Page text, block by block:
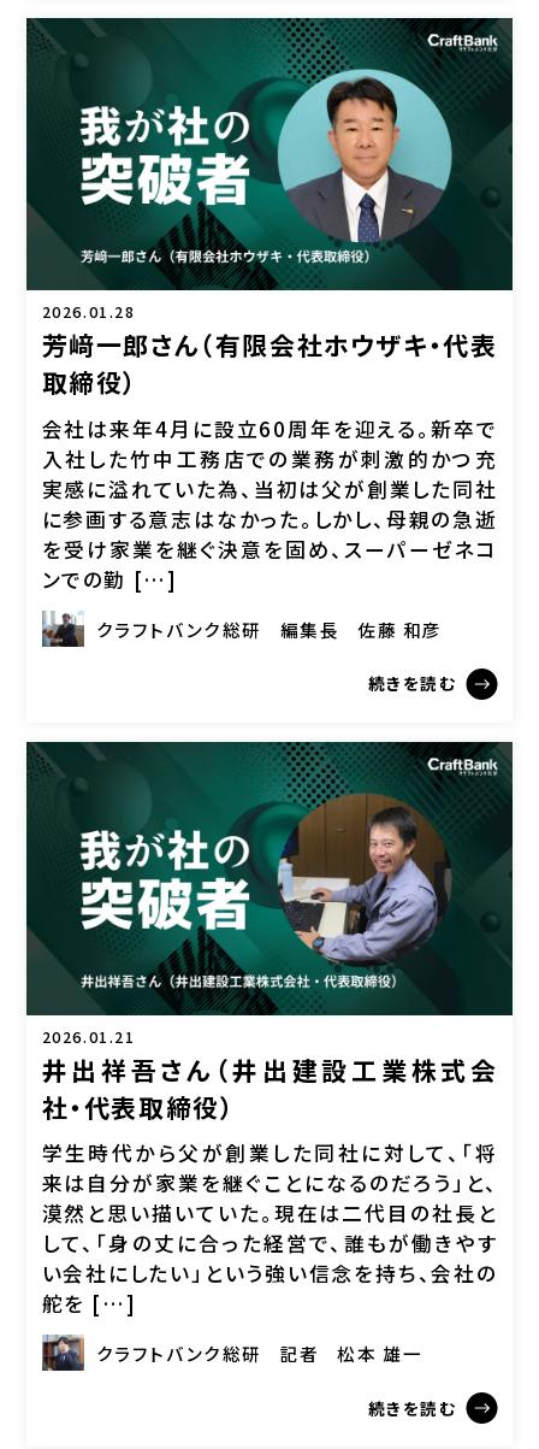
2026.01.28
芳﨑一郎さん（有限会社ホウザキ・代表
取締役）
会社は来年4月に設立60周年を迎える。新卒で
入社した竹中工務店での業務が刺激的かつ充
実感に溢れていた為、当初は父が創業した同社
に参画する意志はなかった。しかし、母親の急逝
を受け家業を継ぐ決意を固め、スーパーゼネコ
ンでの勤 […]
クラフトバンク総研 編集長 佐藤 和彦
続きを読む
2026.01.21
井出祥吾さん（井出建設工業株式会
社・代表取締役）
学生時代から父が創業した同社に対して、「将
来は自分が家業を継ぐことになるのだろう」と、
漠然と思い描いていた。現在は二代目の社長と
して、「身の丈に合った経営で、誰もが働きやす
い会社にしたい」という強い信念を持ち、会社の
舵を […]
クラフトバンク総研 記者 松本 雄一
続きを読む